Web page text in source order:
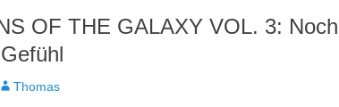
OF THE GALAXY VOL. 3: Noch
AutorThomas